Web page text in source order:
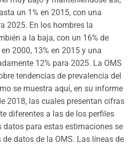
un 1% en 2015, con una
2025. En los hombres la
a la baja, con un 16% de
2000, 13% en 2015 y una
12% para 2025. La OMS
tendencias de prevalencia del
se muestra aquí, en su informe
2018, las cuales presentan cifras
diferentes a las de los perfiles
datos para estas estimaciones se
datos de la OMS. Las líneas de